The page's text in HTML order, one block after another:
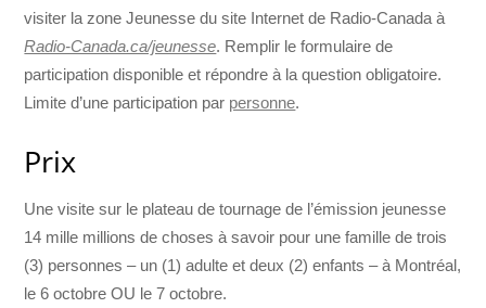
visiter la zone Jeunesse du site Internet de Radio-Canada à
Radio-Canada.ca/jeunesse. Remplir le formulaire de
participation disponible et répondre à la question obligatoire.
Limite d’une participation par personne.
Prix
Une visite sur le plateau de tournage de l’émission jeunesse
14 mille millions de choses à savoir pour une famille de trois
(3) personnes – un (1) adulte et deux (2) enfants – à Montréal,
le 6 octobre OU le 7 octobre.